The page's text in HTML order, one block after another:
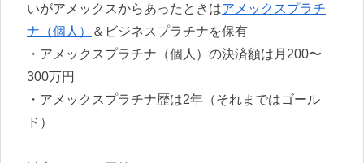
いがアメックスからあったときはアメックスプラチ
ナ（個人）
＆ビジネスプラチナを保有
・アメックスプラチナ（個人）の決済額は月200〜
300万円
・アメックスプラチナ歴は2年（それまではゴール
ド）